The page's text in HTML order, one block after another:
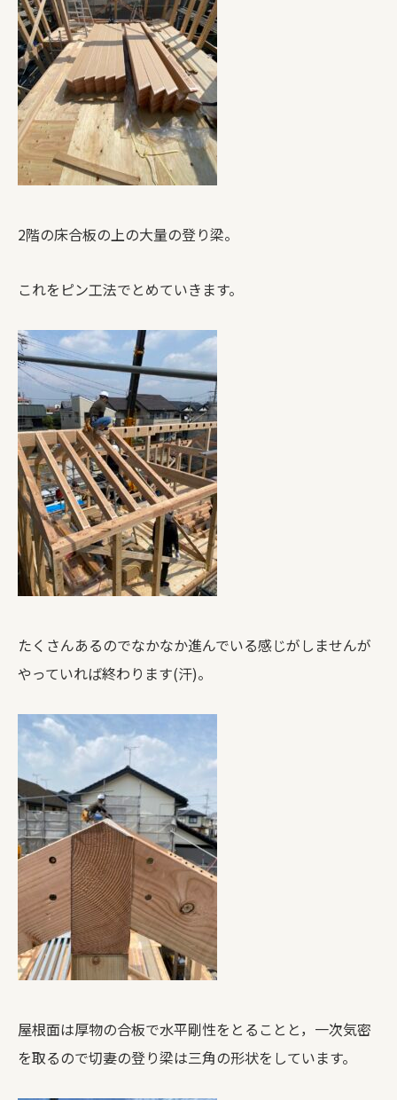
2階の床合板の上の大量の登り梁。
これをピン工法でとめていきます。
たくさんあるのでなかなか進んでいる感じがしませんが
やっていれば終わります(汗)。
屋根面は厚物の合板で水平剛性をとることと，一次気密
を取るので切妻の登り梁は三角の形状をしています。